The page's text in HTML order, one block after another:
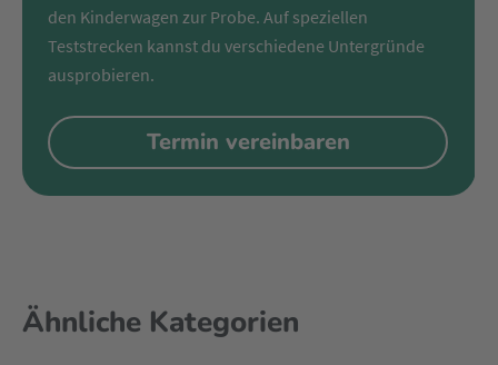
den Kinderwagen zur Probe. Auf speziellen
Teststrecken kannst du verschiedene Untergründe
ausprobieren.
Termin vereinbaren
Ähnliche Kategorien